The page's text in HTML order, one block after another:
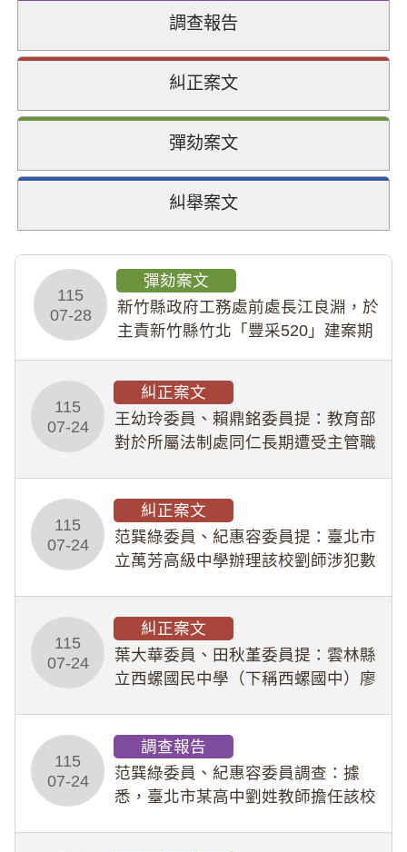
調查報告
糾正案文
彈劾案文
糾舉案文
115
07-28
彈劾案文
新竹縣政府工務處前處長江良淵，於
主責新竹縣竹北「豐采520」建案期
幣1,483萬餘元，並長期收受建商餽
贈；復罔顧公共安全，圖利默許建商
於停工期間
115
07-24
糾正案文
王幼玲委員、賴鼎銘委員提：教育部
對於所屬法制處同仁長期遭受主管職
人員保障法」及「職業安全衛生法」
所定維護公務人員
115
07-24
糾正案文
范巽綠委員、紀惠容委員提：臺北市
立萬芳高級中學辦理該校劉師涉犯數
業把關與糾錯功能，不僅首份調查報
告漏未審酌師生不
115
07-24
糾正案文
葉大華委員、田秋堇委員提：雲林縣
立西螺國民中學（下稱西螺國中）廖
教羽球隊學生等行為，歷經該校校園
事件處理會議（下
115
07-24
調查報告
范巽綠委員、紀惠容委員調查：據
悉，臺北市某高中劉姓教師擔任該校